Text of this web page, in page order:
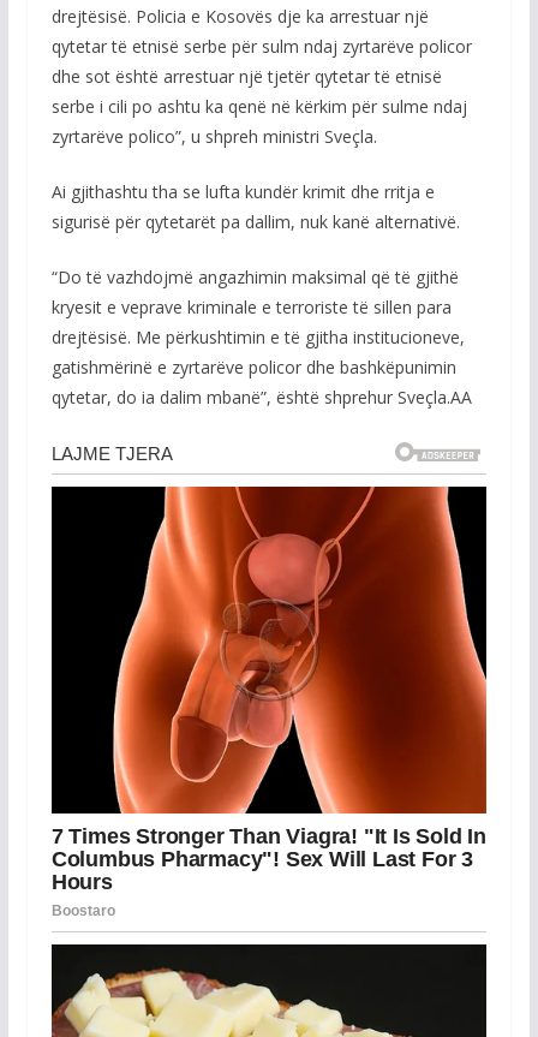
drejtësisë. Policia e Kosovës dje ka arrestuar një
qytetar të etnisë serbe për sulm ndaj zyrtarëve policor
dhe sot është arrestuar një tjetër qytetar të etnisë
serbe i cili po ashtu ka qenë në kërkim për sulme ndaj
zyrtarëve polico”, u shpreh ministri Sveçla.
Ai gjithashtu tha se lufta kundër krimit dhe rritja e
sigurisë për qytetarët pa dallim, nuk kanë alternativë.
“Do të vazhdojmë angazhimin maksimal që të gjithë
kryesit e veprave kriminale e terroriste të sillen para
drejtësisë. Me përkushtimin e të gjitha institucioneve,
gatishmërinë e zyrtarëve policor dhe bashkëpunimin
qytetar, do ia dalim mbanë”, është shprehur Sveçla.AA